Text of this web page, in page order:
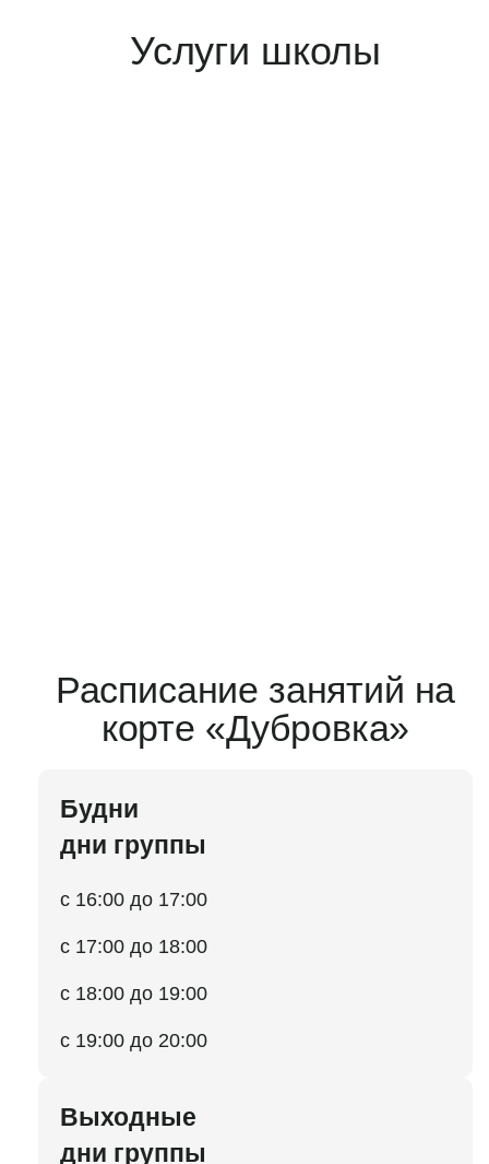
Услуги школы
Расписание занятий на
корте «Дубровка»
Будни
дни группы
с 16:00 до 17:00
с 17:00 до 18:00
с 18:00 до 19:00
с 19:00 до 20:00
Выходные
дни группы